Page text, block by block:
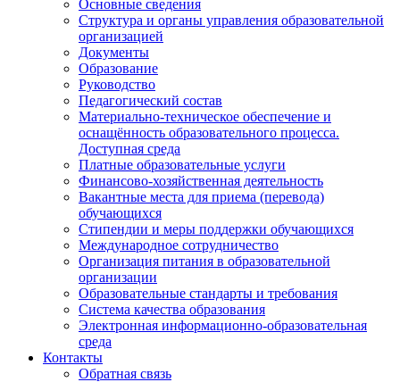
Основные сведения
Структура и органы управления образовательной
организацией
Документы
Образование
Руководство
Педагогический состав
Материально-техническое обеспечение и
оснащённость образовательного процесса.
Доступная среда
Платные образовательные услуги
Финансово-хозяйственная деятельность
Вакантные места для приема (перевода)
обучающихся
Стипендии и меры поддержки обучающихся
Международное сотрудничество
Организация питания в образовательной
организации
Образовательные стандарты и требования
Система качества образования
Электронная информационно-образовательная
среда
Контакты
Обратная связь